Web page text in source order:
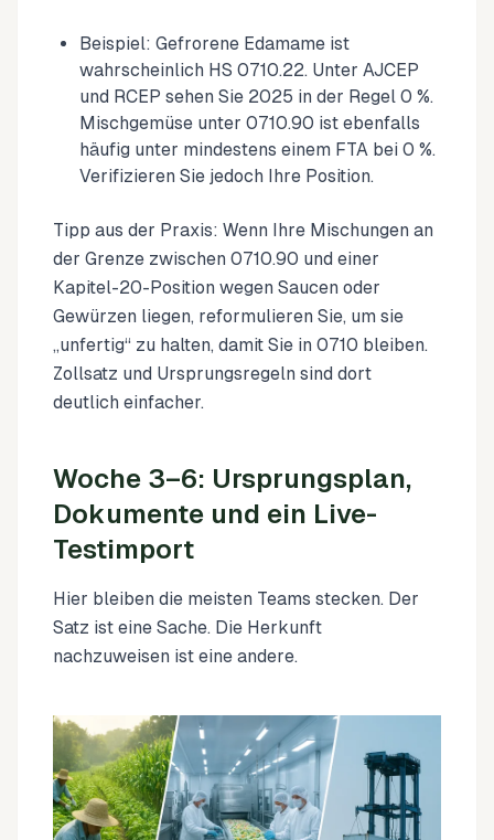
Beispiel: Gefrorene Edamame ist
wahrscheinlich HS 0710.22. Unter AJCEP
und RCEP sehen Sie 2025 in der Regel 0 %.
Mischgemüse unter 0710.90 ist ebenfalls
häufig unter mindestens einem FTA bei 0 %.
Verifizieren Sie jedoch Ihre Position.
Tipp aus der Praxis: Wenn Ihre Mischungen an
der Grenze zwischen 0710.90 und einer
Kapitel-20-Position wegen Saucen oder
Gewürzen liegen, reformulieren Sie, um sie
„unfertig“ zu halten, damit Sie in 0710 bleiben.
Zollsatz und Ursprungsregeln sind dort
deutlich einfacher.
Woche 3–6: Ursprungsplan,
Dokumente und ein Live-
Testimport
Hier bleiben die meisten Teams stecken. Der
Satz ist eine Sache. Die Herkunft
nachzuweisen ist eine andere.